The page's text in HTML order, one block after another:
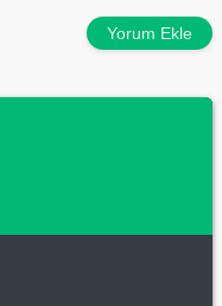
Yorum Ekle